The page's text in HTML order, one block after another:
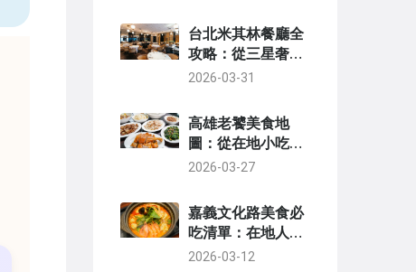
台北米其林餐廳全
攻略：從三星奢華
到一星驚喜，完整
2026-03-31
高雄老饕美食地
圖：從在地小吃到
隱藏餐廳，資深吃
2026-03-27
嘉義文化路美食必
吃清單：在地人帶
路，從夜市小吃到
2026-03-12